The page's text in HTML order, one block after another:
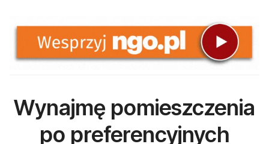
Wynajmę pomieszczenia
po preferencyjnych